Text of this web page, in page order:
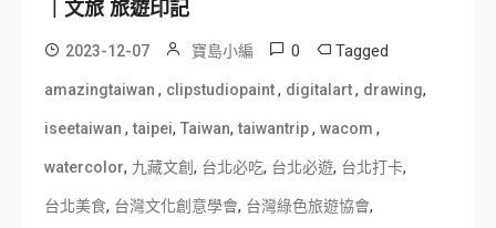
｜文旅 旅遊印記
2023-12-07 寶島小編 0 Tagged
amazingtaiwan , clipstudiopaint, digitalart, drawing,
iseetaiwan ,taipei, Taiwan,taiwantrip, wacom ,
watercolor, 九藏文創 , 台北必吃, 台北必遊, 台北打卡,
台北美食, 台灣文化創意學會, 台灣綠色旅遊協會,